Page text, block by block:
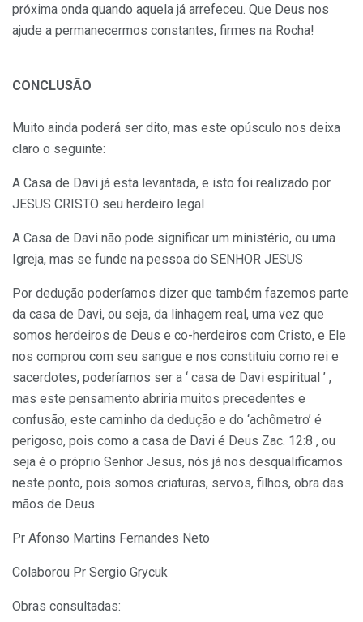
próxima onda quando aquela já arrefeceu. Que Deus nos
ajude a permanecermos constantes, firmes na Rocha!
CONCLUSÃO
Muito ainda poderá ser dito, mas este opúsculo nos deixa
claro o seguinte:
A Casa de Davi já esta levantada, e isto foi realizado por
JESUS CRISTO seu herdeiro legal
A Casa de Davi não pode significar um ministério, ou uma
Igreja, mas se funde na pessoa do SENHOR JESUS
Por dedução poderíamos dizer que também fazemos parte
da casa de Davi, ou seja, da linhagem real, uma vez que
somos herdeiros de Deus e co-herdeiros com Cristo, e Ele
nos comprou com seu sangue e nos constituiu como rei e
sacerdotes, poderíamos ser a ‘ casa de Davi espiritual ’ ,
mas este pensamento abriria muitos precedentes e
confusão, este caminho da dedução e do ‘achômetro’ é
perigoso, pois como a casa de Davi é Deus Zac. 12:8 , ou
seja é o próprio Senhor Jesus, nós já nos desqualificamos
neste ponto, pois somos criaturas, servos, filhos, obra das
mãos de Deus.
Pr Afonso Martins Fernandes Neto
Colaborou Pr Sergio Grycuk
Obras consultadas: